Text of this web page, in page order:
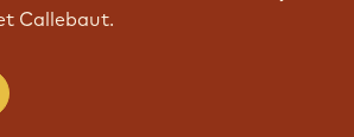
Callebaut.